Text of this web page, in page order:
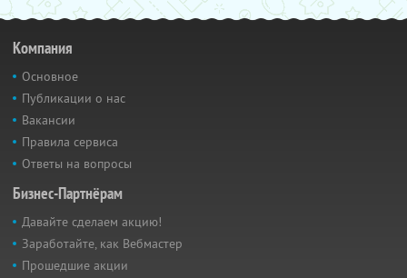
Компания
Основное
Публикации о нас
Вакансии
Правила сервиса
Ответы на вопросы
Бизнес-Партнёрам
Давайте сделаем акцию!
Заработайте, как Вебмастер
Прошедшие акции